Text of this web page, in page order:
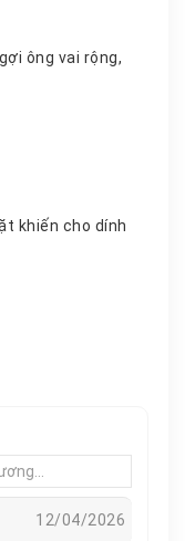
12/04/2026